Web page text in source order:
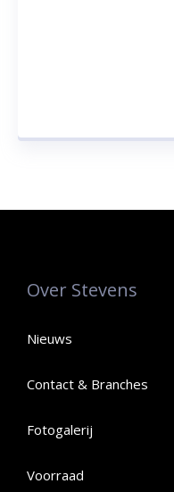
Over Stevens
Nieuws
Contact & Branches
Fotogalerij
Voorraad